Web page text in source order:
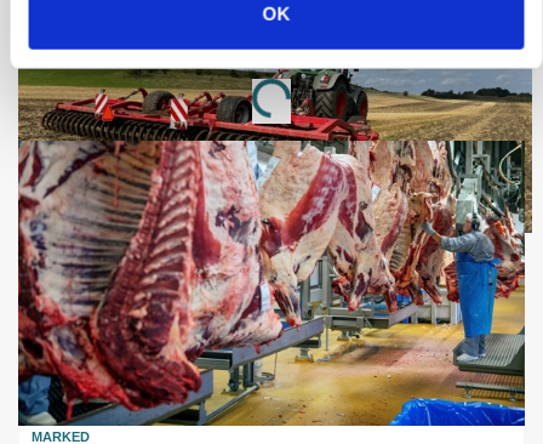
OK
Loading...
MARKED